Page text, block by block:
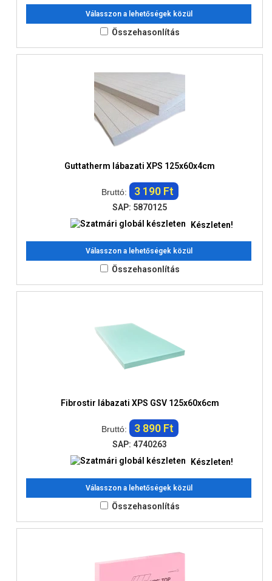
Válasszon a lehetőségek közül
Összehasonlítás
Guttatherm lábazati XPS 125x60x4cm
Bruttó: 3 190 Ft
SAP: 5870125
Készleten!
Válasszon a lehetőségek közül
Összehasonlítás
Fibrostir lábazati XPS GSV 125x60x6cm
Bruttó: 3 890 Ft
SAP: 4740263
Készleten!
Válasszon a lehetőségek közül
Összehasonlítás